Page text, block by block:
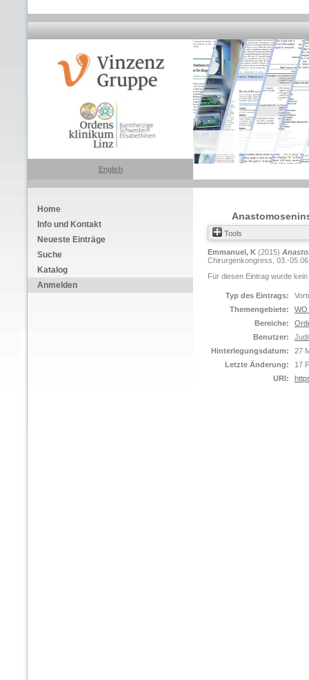
English
Home
Info und Kontakt
Neueste Einträge
Suche
Katalog
Anmelden
Tools
Emmanuel, K (2015)
Chirurgenkongress, 03.-
Für diesen Eintrag wurde
Typ des Eintrags:
Themengebiete:
WO
Bereiche:
Benutzer:
Hinterlegungsdatum:
27
Letzte Änderung:
17
URI: